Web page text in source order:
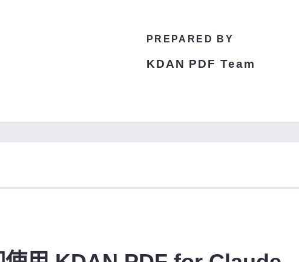
PREPARED BY
KDAN PDF Team